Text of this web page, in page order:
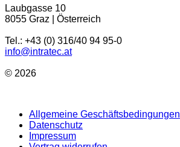
Laubgasse 10
8055 Graz | Österreich
Tel.: +43 (0) 316/40 94 95-0
info@intratec.at
© 2026
Allgemeine Geschäftsbedingungen
Datenschutz
Impressum